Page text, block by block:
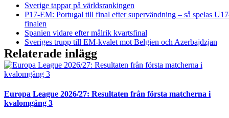
Sverige tappar på världsrankingen
P17-EM: Portugal till final efter supervändning – så spelas
finalen
Spanien vidare efter målrik kvartsfinal
Sveriges trupp till EM-kvalet mot Belgien och Azerbajdzjan
Relaterade inlägg
Europa League 2026/27: Resultaten från första matcherna i
kvalomgång 3